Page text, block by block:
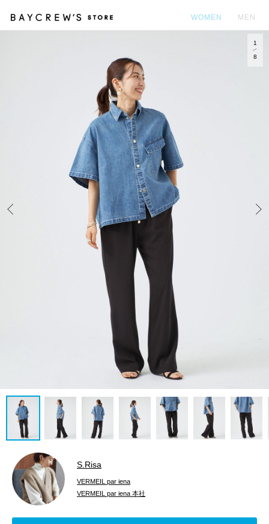
WOMEN MEN
1
8
S.Risa
VERMEIL par iena
VERMEIL par iena 本社